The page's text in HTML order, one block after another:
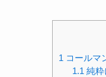
1 コールマ
1.1 純粋